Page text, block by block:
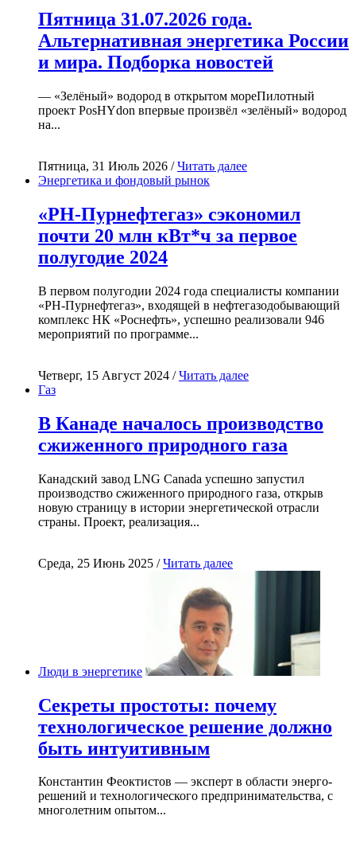
Пятница 31.07.2026 года.
Альтернативная энергетика России
и мира. Подборка новостей
— «Зелёный» водород в открытом мореПилотный
проект PosHYdon впервые произвёл «зелёный» водород
на...
Пятница, 31 Июль 2026 /Читать далее
Энергетика и фондовый рынок
«РН-Пурнефтегаз» сэкономил
почти 20 млн кВт*ч за первое
полугодие 2024
В первом полугодии 2024 года специалисты компании
«РН-Пурнефтегаз», входящей в нефтегазодобывающий
комплекс НК «Роснефть», успешно реализовали 946
мероприятий по программе...
Четверг, 15 Август 2024 /Читать далее
Газ
В Канаде началось производство
сжиженного природного газа
Канадский завод LNG Canada успешно запустил
производство сжиженного природного газа, открыв
новую страницу в истории энергетической отрасли
страны. Проект, реализация...
Среда, 25 Июнь 2025 /Читать далее
Люди в энергетике
Секреты простоты: почему
технологическое решение должно
быть интуитивным
Константин Феоктистов — эксперт в области энерго-
решений и технологического предпринимательства, с
многолетним опытом...